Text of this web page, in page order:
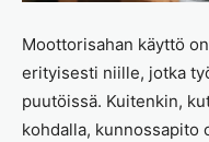
Moottorisahan käyttö
erityisesti niille, jotka
puutöissä. Kuitenkin,
kohdalla, kunnossapito